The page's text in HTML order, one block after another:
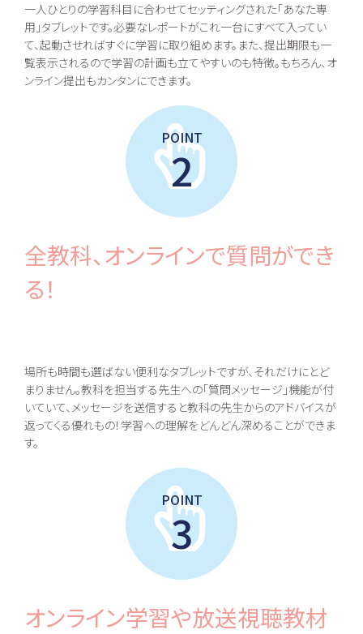
入学案内
生徒募集要項
学費納入ほか
新入学
転入学
編入学
オープンキャンパス
個別相談会
随時個別相談
Voice
教員メッセージ
在校生メッセージ
一人ひとりの学習科目に合わせてセッティングされた「あなた専
用」タブレットです。必要なレポートがこれ一台にすべて入ってい
て、起動させればすぐに学習に取り組めます。また、提出期限も一
覧表示されるので学習の計画も立てやすいのも特徴。もちろん、オ
ンライン提出もカンタンにできます。
POINT
2
全教科、オンラインで質問ができ
る！
場所も時間も選ばない便利なタブレットですが、それだけにとど
まりません。教科を担当する先生への「質問メッセージ」機能が付
いていて、メッセージを送信すると教科の先生からのアドバイスが
返ってくる優れもの！学習への理解をどんどん深めることができま
す。
POINT
3
オンライン学習や放送視聴教材